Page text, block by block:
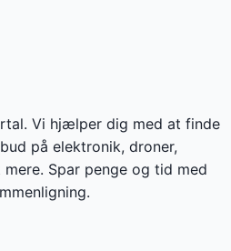
Vi hjælper dig med at finde
på elektronik, droner,
Spar penge og tid med